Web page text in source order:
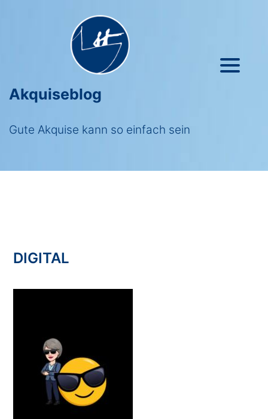
Akquiseblog
Gute Akquise kann so einfach sein
DIGITAL